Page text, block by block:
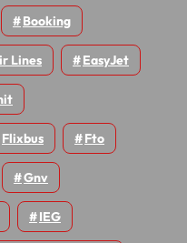
Booking
Lines EasyJet
Flixbus Fto
Gnv
IEG